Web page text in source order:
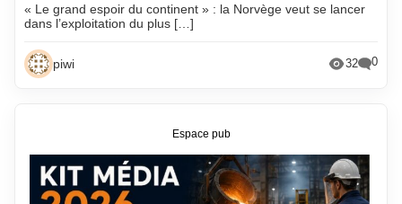
« Le grand espoir du continent » : la Norvège veut se lancer
dans l’exploitation du plus […]
piwi 32 0
Espace pub